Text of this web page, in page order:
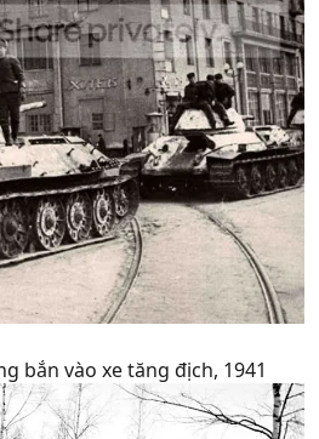
bắn vào xe tăng địch, 1941